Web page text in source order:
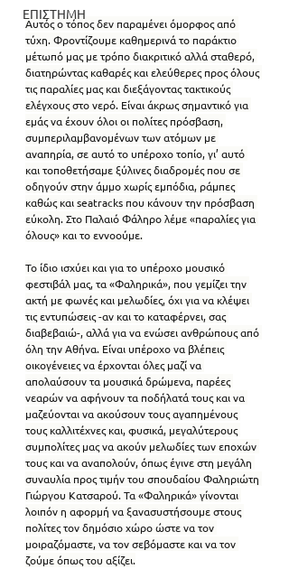
ΕΠΙΣΤΗΜΗ
Αυτός ο τόπος δεν παραμένει όμορφος από
τύχη. Φροντίζουμε καθημερινά το παράκτιο
μέτωπό μας με τρόπο διακριτικό αλλά σταθερό,
διατηρώντας καθαρές και ελεύθερες προς όλους
τις παραλίες μας και διεξάγοντας τακτικούς
ελέγχους στο νερό. Είναι άκρως σημαντικό για
εμάς να έχουν όλοι οι πολίτες πρόσβαση,
συμπεριλαμβανομένων των ατόμων με
αναπηρία, σε αυτό το υπέροχο τοπίο, γι’ αυτό
και τοποθετήσαμε ξύλινες διαδρομές που σε
οδηγούν στην άμμο χωρίς εμπόδια, ράμπες
καθώς και seatracks που κάνουν την πρόσβαση
εύκολη. Στο Παλαιό Φάληρο λέμε «παραλίες για
όλους» και το εννοούμε.
Το ίδιο ισχύει και για το υπέροχο μουσικό
φεστιβάλ μας, τα «Φαληρικά», που γεμίζει την
ακτή με φωνές και μελωδίες, όχι για να κλέψει
τις εντυπώσεις -αν και το καταφέρνει, σας
διαβεβαιώ-, αλλά για να ενώσει ανθρώπους από
όλη την Αθήνα. Είναι υπέροχο να βλέπεις
οικογένειες να έρχονται όλες μαζί να
απολαύσουν τα μουσικά δρώμενα, παρέες
νεαρών να αφήνουν τα ποδήλατά τους και να
μαζεύονται να ακούσουν τους αγαπημένους
τους καλλιτέχνες και, φυσικά, μεγαλύτερους
συμπολίτες μας να ακούν μελωδίες των εποχών
τους και να αναπολούν, όπως έγινε στη μεγάλη
συναυλία προς τιμήν του σπουδαίου Φαληριώτη
Γιώργου Κατσαρού. Τα «Φαληρικά» γίνονται
λοιπόν η αφορμή να ξανασυστήσουμε στους
πολίτες τον δημόσιο χώρο ώστε να τον
μοιραζόμαστε, να τον σεβόμαστε και να τον
ζούμε όπως του αξίζει.